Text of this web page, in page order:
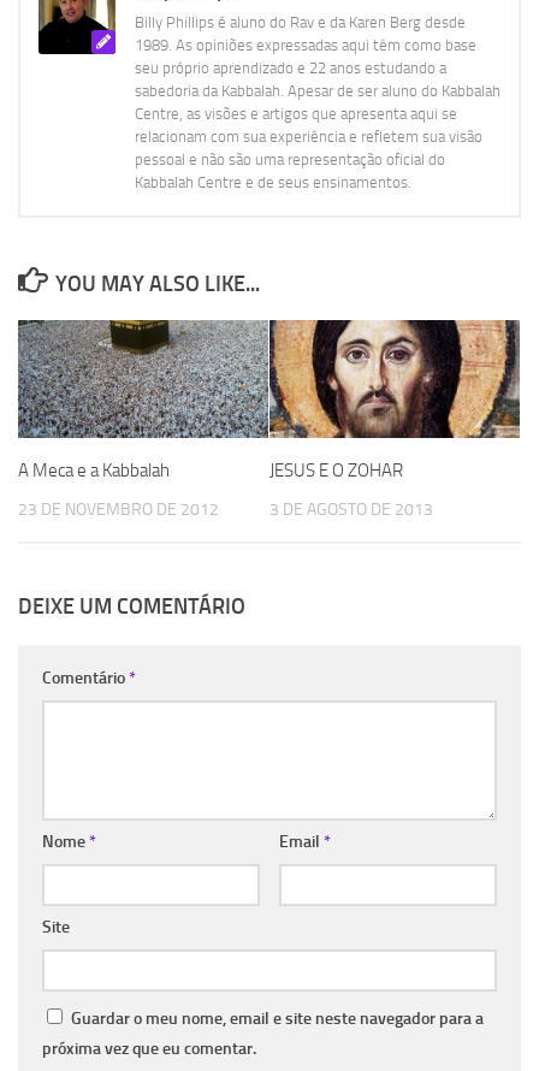
Billy Phillips é aluno do Rav e da Karen Berg desde
1989. As opiniões expressadas aqui têm como base
seu próprio aprendizado e 22 anos estudando a
sabedoria da Kabbalah. Apesar de ser aluno do Kabbalah
Centre, as visões e artigos que apresenta aqui se
relacionam com sua experiência e refletem sua visão
pessoal e não são uma representação oficial do
Kabbalah Centre e de seus ensinamentos.
YOU MAY ALSO LIKE...
A Meca e a Kabbalah
23 DE NOVEMBRO DE 2012
JESUS E O ZOHAR
3 DE AGOSTO DE 2013
DEIXE UM COMENTÁRIO
Comentário*
Nome* Email *
Site
Guardar o meu nome, email e site neste navegador para a
próxima vez que eu comentar.